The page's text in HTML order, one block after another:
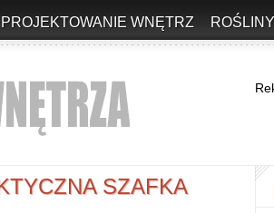
PROJEKTOWANIE WNĘTRZ ROŚLINY
SZAFKA